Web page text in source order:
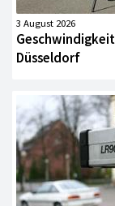
3 August 2026
Düsseldorf